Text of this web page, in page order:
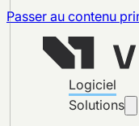
Passer au contenu
Logiciel
Solutions